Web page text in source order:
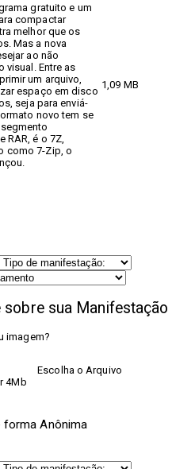
gratuito e um
compactar
melhor que os
Mas a nova
ao não
visual. Entre as
um arquivo,
espaço em disco
seja para enviá-
novo tem se
RAR, é o 7Z,
como 7-Zip, o
1,09 MB
sobre sua Manifestação
imagem?
Escolha o Arquivo
4Mb
forma Anônima